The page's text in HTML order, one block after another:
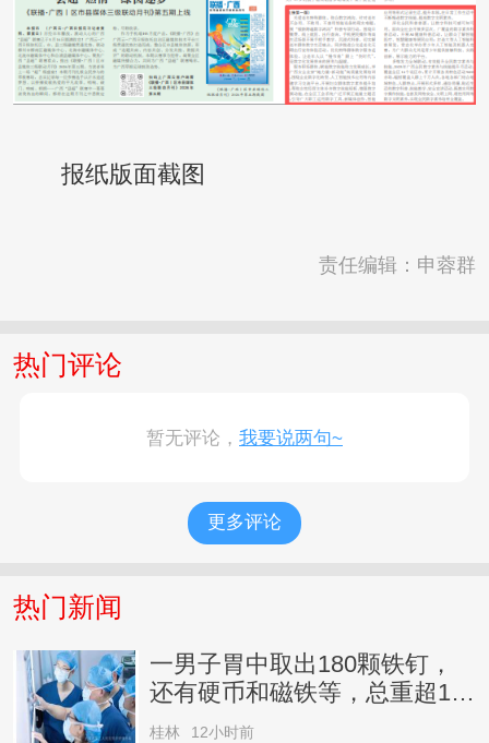
报纸版面截图
责任编辑：申蓉群
热门评论
暂无评论， 我要说两句~
更多评论
热门新闻
一男子胃中取出180颗铁钉，
还有硬币和磁铁等，总重超1公
斤，家属回应
桂林 12小时前